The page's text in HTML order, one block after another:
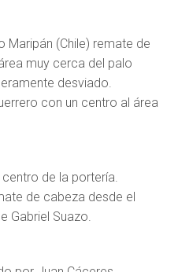
Maripán (Chile) remate de
muy cerca del palo
desviado.
con un centro al área
de la portería.
de cabeza desde el
Gabriel Suazo.